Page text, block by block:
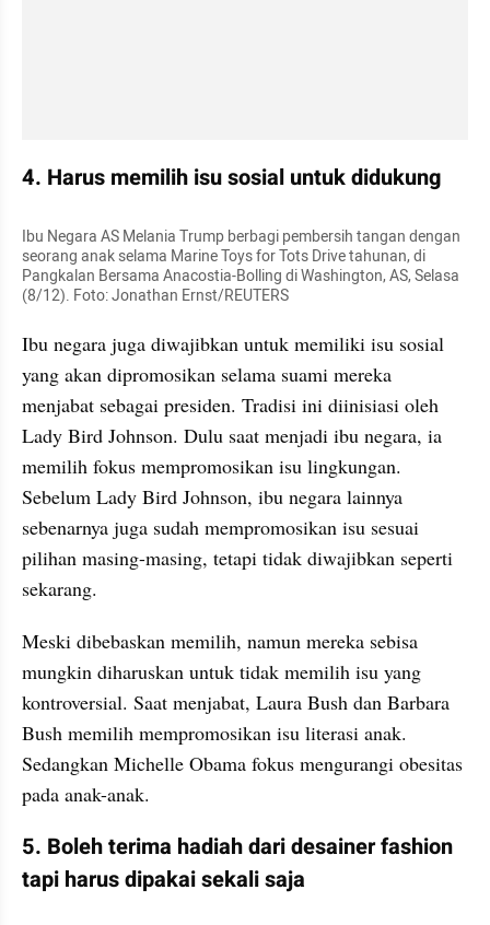
4. Harus memilih isu sosial untuk didukung
Ibu Negara AS Melania Trump berbagi pembersih tangan dengan
seorang anak selama Marine Toys for Tots Drive tahunan, di
Pangkalan Bersama Anacostia-Bolling di Washington, AS, Selasa
(8/12). Foto: Jonathan Ernst/REUTERS
Ibu negara juga diwajibkan untuk memiliki isu sosial
yang akan dipromosikan selama suami mereka
menjabat sebagai presiden. Tradisi ini diinisiasi oleh
Lady Bird Johnson. Dulu saat menjadi ibu negara, ia
memilih fokus mempromosikan isu lingkungan.
Sebelum Lady Bird Johnson, ibu negara lainnya
sebenarnya juga sudah mempromosikan isu sesuai
pilihan masing-masing, tetapi tidak diwajibkan seperti
sekarang.
Meski dibebaskan memilih, namun mereka sebisa
mungkin diharuskan untuk tidak memilih isu yang
kontroversial. Saat menjabat, Laura Bush dan Barbara
Bush memilih mempromosikan isu literasi anak.
Sedangkan Michelle Obama fokus mengurangi obesitas
pada anak-anak.
5. Boleh terima hadiah dari desainer fashion
tapi harus dipakai sekali saja